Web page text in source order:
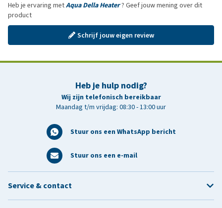
Heb je ervaring metAqua Della Heater? Geef jouw mening over dit
product
Schrijf jouw eigen review
Heb je hulp nodig?
Wij zijn telefonisch bereikbaar
Maandag t/m vrijdag: 08:30 - 13:00 uur
Stuur ons een WhatsApp bericht
Stuur ons een e-mail
Service & contact